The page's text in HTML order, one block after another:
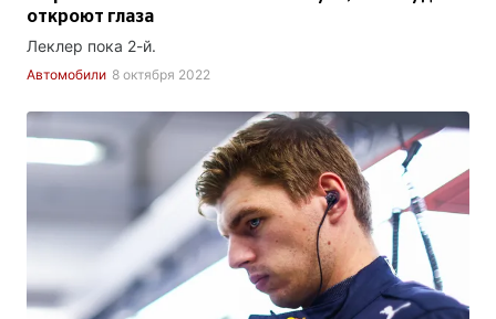
откроют глаза
Леклер пока 2-й.
Автомобили 8 октября 2022